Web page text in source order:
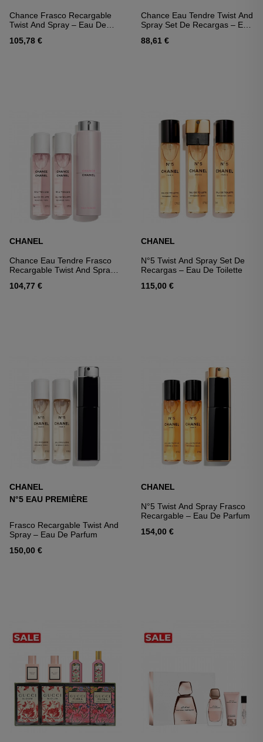
Chance Frasco Recargable
Twist And Spray – Eau De
105,78 €
Chance Eau Tendre Twist And
Spray Set De Recargas – Eau
88,61 €
CHANEL
Chance Eau Tendre Frasco
Recargable Twist And Spray –
104,77 €
CHANEL
N°5 Twist And Spray Set De
Recargas – Eau De Toilette
115,00 €
CHANEL
N°5 EAU PREMIÈRE
Frasco Recargable Twist And
Spray – Eau De Parfum
150,00 €
CHANEL
N°5 Twist And Spray Frasco
Recargable – Eau De Parfum
154,00 €